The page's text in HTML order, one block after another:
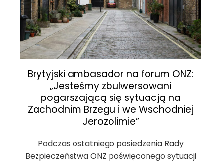
Brytyjski ambasador na forum ONZ:
„Jesteśmy zbulwersowani
pogarszającą się sytuacją na
Zachodnim Brzegu i we Wschodniej
Jerozolimie”
Podczas ostatniego posiedzenia Rady
Bezpieczeństwa ONZ poświęconego sytuacji